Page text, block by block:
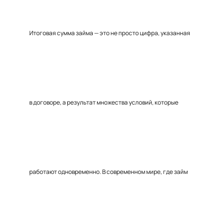
Итоговая сумма займа — это не просто цифра, указанная
в договоре, а результат множества условий, которые
работают одновременно. В современном мире, где займ